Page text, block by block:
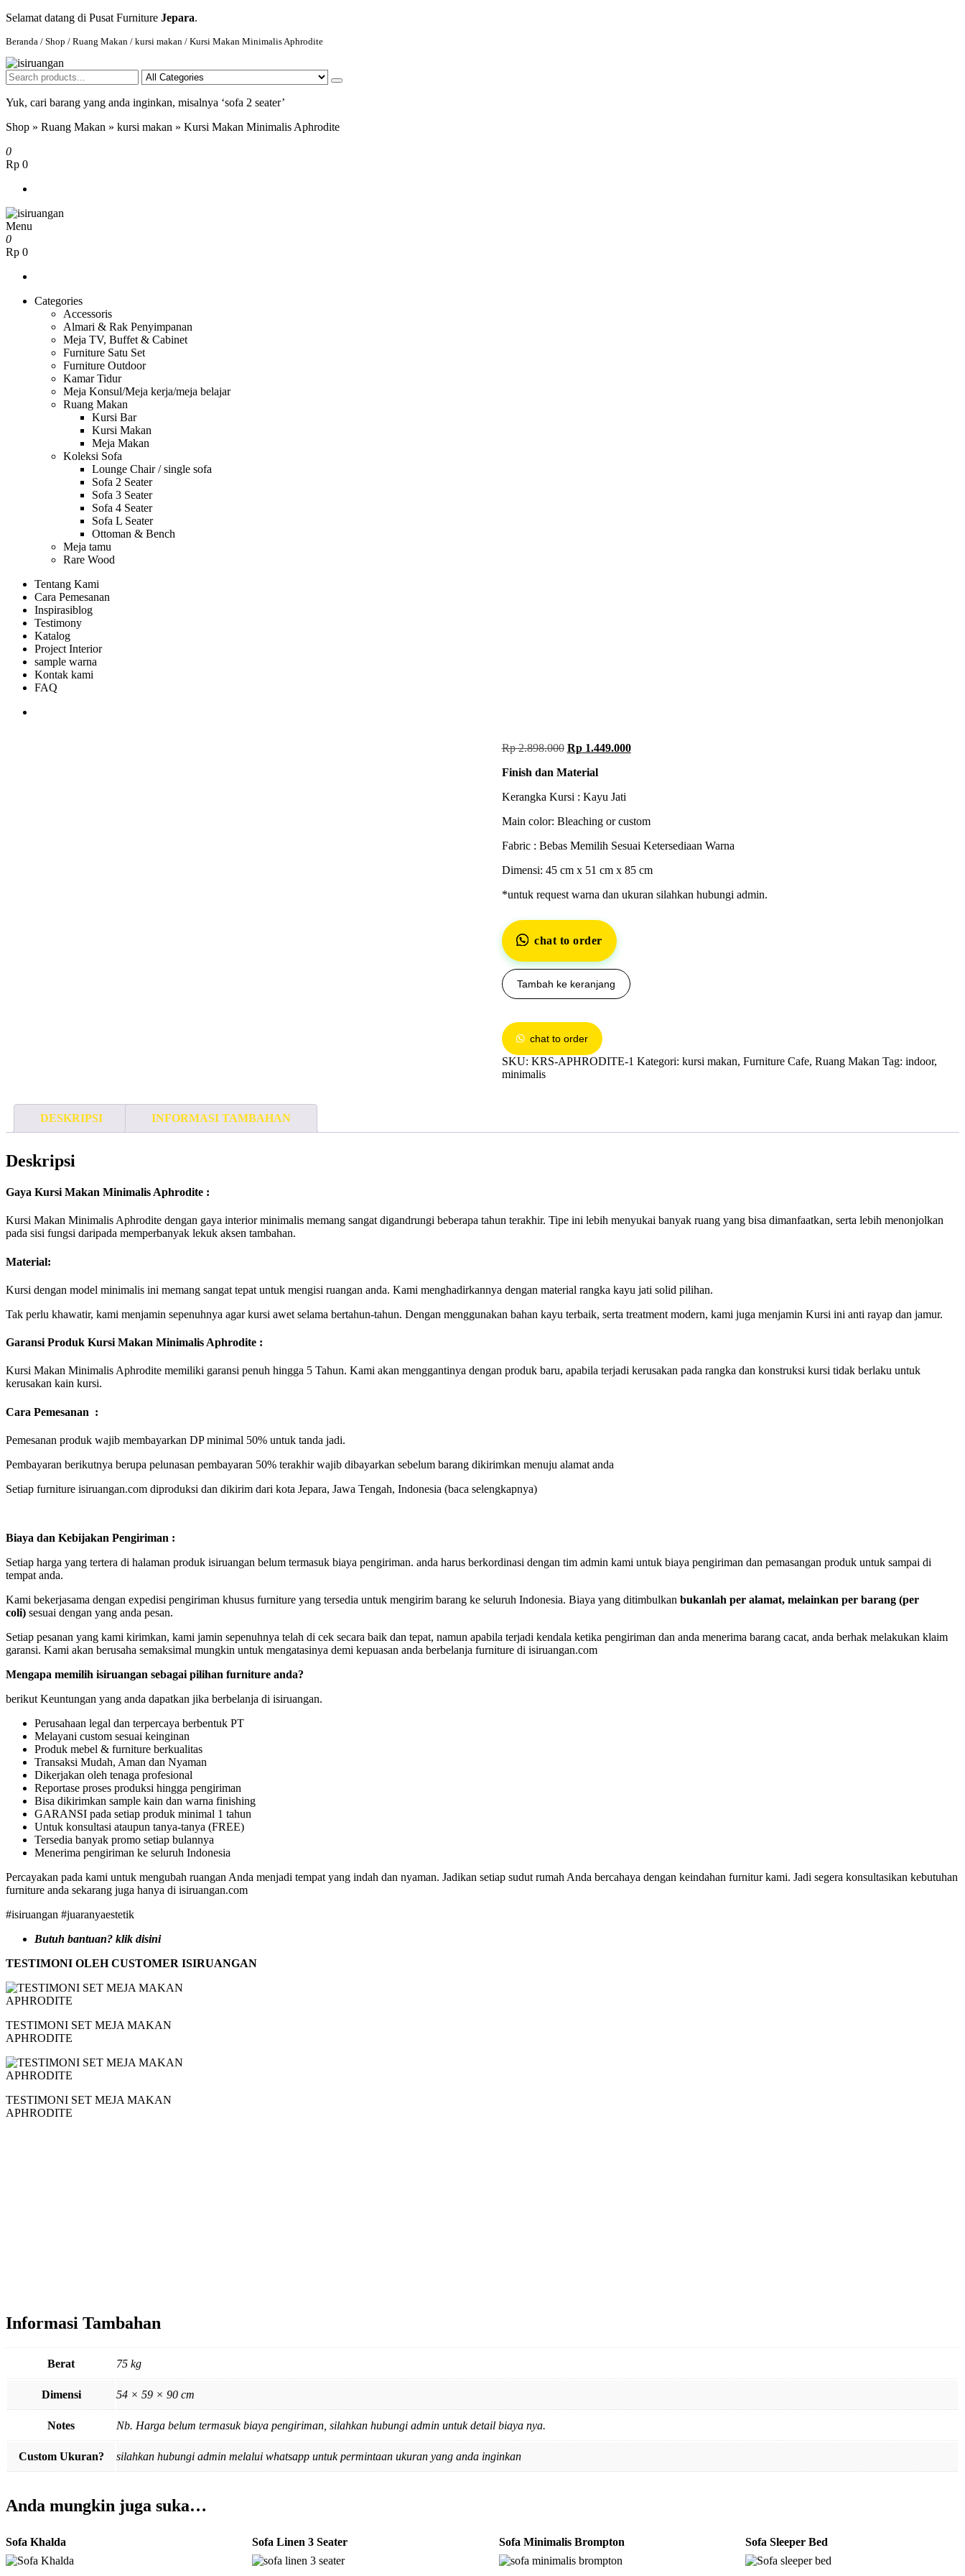
Selamat datang di Pusat Furniture Jepara.
Beranda / Shop / Ruang Makan / kursi makan / Kursi Makan Minimalis Aphrodite
isiruangan
home furniture, wood working products
Yuk, cari barang yang anda inginkan, misalnya ‘sofa 2 seater’
Shop » Ruang Makan » kursi makan » Kursi Makan Minimalis Aphrodite
0
Rp 0
isiruangan
home furniture, wood working products
Menu
0
Rp 0
Categories
Accessoris
Almari & Rak Penyimpanan
Meja TV, Buffet & Cabinet
Furniture Satu Set
Furniture Outdoor
Kamar Tidur
Meja Konsul/Meja kerja/meja belajar
Ruang Makan
Kursi Bar
Kursi Makan
Meja Makan
Koleksi Sofa
Lounge Chair / single sofa
Sofa 2 Seater
Sofa 3 Seater
Sofa 4 Seater
Sofa L Seater
Ottoman & Bench
Meja tamu
Rare Wood
Tentang Kami
Cara Pemesanan
Inspirasiblog
Testimony
Katalog
Project Interior
sample warna
Kontak kami
FAQ
Rp2.898.000 Rp1.449.000
Finish dan Material
Kerangka Kursi : Kayu Jati
Main color: Bleaching or custom
Fabric : Bebas Memilih Sesuai Ketersediaan Warna
Dimensi: 45 cm x 51 cm x 85 cm
*untuk request warna dan ukuran silahkan hubungi admin.
chat to order
Tambah ke keranjang
chat to order
SKU: KRS-APHRODITE-1 Kategori: kursi makan, Furniture Cafe, Ruang Makan Tag: indoor,
minimalis
DESKRIPSI INFORMASI TAMBAHAN
Deskripsi
Gaya Kursi Makan Minimalis Aphrodite :
Kursi Makan Minimalis Aphrodite dengan gaya interior minimalis memang sangat digandrungi beberapa tahun terakhir. Tipe ini lebih menyukai banyak ruang yang bisa dimanfaatkan, serta lebih menonjolkan
pada sisi fungsi daripada memperbanyak lekuk aksen tambahan.
Material:
Kursi dengan model minimalis ini memang sangat tepat untuk mengisi ruangan anda. Kami menghadirkannya dengan material rangka kayu jati solid pilihan.
Tak perlu khawatir, kami menjamin sepenuhnya agar kursi awet selama bertahun-tahun. Dengan menggunakan bahan kayu terbaik, serta treatment modern, kami juga menjamin Kursi ini anti rayap dan jamur.
Garansi Produk Kursi Makan Minimalis Aphrodite :
Kursi Makan Minimalis Aphrodite memiliki garansi penuh hingga 5 Tahun. Kami akan menggantinya dengan produk baru, apabila terjadi kerusakan pada rangka dan konstruksi kursi tidak berlaku untuk
kerusakan kain kursi.
Cara Pemesanan :
Pemesanan produk wajib membayarkan DP minimal 50% untuk tanda jadi.
Pembayaran berikutnya berupa pelunasan pembayaran 50% terakhir wajib dibayarkan sebelum barang dikirimkan menuju alamat anda
Setiap furniture isiruangan.com diproduksi dan dikirim dari kota Jepara, Jawa Tengah, Indonesia (baca selengkapnya)
Biaya dan Kebijakan Pengiriman :
Setiap harga yang tertera di halaman produk isiruangan belum termasuk biaya pengiriman. anda harus berkordinasi dengan tim admin kami untuk biaya pengiriman dan pemasangan produk untuk sampai di
tempat anda.
Kami bekerjasama dengan expedisi pengiriman khusus furniture yang tersedia untuk mengirim barang ke seluruh Indonesia. Biaya yang ditimbulkan bukanlah per alamat, melainkan per barang (per
coli) sesuai dengan yang anda pesan.
Setiap pesanan yang kami kirimkan, kami jamin sepenuhnya telah di cek secara baik dan tepat, namun apabila terjadi kendala ketika pengiriman dan anda menerima barang cacat, anda berhak melakukan klaim
garansi. Kami akan berusaha semaksimal mungkin untuk mengatasinya demi kepuasan anda berbelanja furniture di isiruangan.com
Mengapa memilih isiruangan sebagai pilihan furniture anda?
berikut Keuntungan yang anda dapatkan jika berbelanja di isiruangan.
Perusahaan legal dan terpercaya berbentuk PT
Melayani custom sesuai keinginan
Produk mebel & furniture berkualitas
Transaksi Mudah, Aman dan Nyaman
Dikerjakan oleh tenaga profesional
Reportase proses produksi hingga pengiriman
Bisa dikirimkan sample kain dan warna finishing
GARANSI pada setiap produk minimal 1 tahun
Untuk konsultasi ataupun tanya-tanya (FREE)
Tersedia banyak promo setiap bulannya
Menerima pengiriman ke seluruh Indonesia
Percayakan pada kami untuk mengubah ruangan Anda menjadi tempat yang indah dan nyaman. Jadikan setiap sudut rumah Anda bercahaya dengan keindahan furnitur kami. Jadi segera konsultasikan kebutuhan
furniture anda sekarang juga hanya di isiruangan.com
#isiruangan #juaranyaestetik
Butuh bantuan? klik disini
TESTIMONI OLEH CUSTOMER ISIRUANGAN
TESTIMONI SET MEJA MAKAN
APHRODITE
TESTIMONI SET MEJA MAKAN
APHRODITE
Informasi Tambahan
Berat 75 kg
Dimensi 54 × 59 × 90 cm
Notes Nb. Harga belum termasuk biaya pengiriman, silahkan hubungi admin untuk detail biaya nya.
Custom Ukuran? silahkan hubungi admin melalui whatsapp untuk permintaan ukuran yang anda inginkan
Anda mungkin juga suka…
Sofa Khalda Sofa Linen 3 Seater Sofa Minimalis Brompton Sofa Sleeper Bed